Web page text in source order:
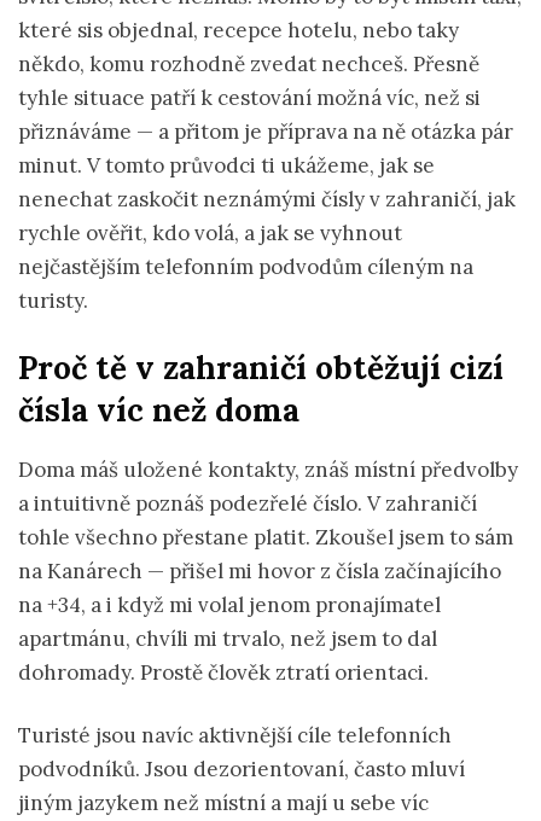
které sis objednal, recepce hotelu, nebo taky
někdo, komu rozhodně zvedat nechceš. Přesně
tyhle situace patří k cestování možná víc, než si
přiznáváme — a přitom je příprava na ně otázka pár
minut. V tomto průvodci ti ukážeme, jak se
nenechat zaskočit neznámými čísly v zahraničí, jak
rychle ověřit, kdo volá, a jak se vyhnout
nejčastějším telefonním podvodům cíleným na
turisty.
Proč tě v zahraničí obtěžují cizí
čísla víc než doma
Doma máš uložené kontakty, znáš místní předvolby
a intuitivně poznáš podezřelé číslo. V zahraničí
tohle všechno přestane platit. Zkoušel jsem to sám
na Kanárech — přišel mi hovor z čísla začínajícího
na +34, a i když mi volal jenom pronajímatel
apartmánu, chvíli mi trvalo, než jsem to dal
dohromady. Prostě člověk ztratí orientaci.
Turisté jsou navíc aktivnější cíle telefonních
podvodníků. Jsou dezorientovaní, často mluví
jiným jazykem než místní a mají u sebe víc